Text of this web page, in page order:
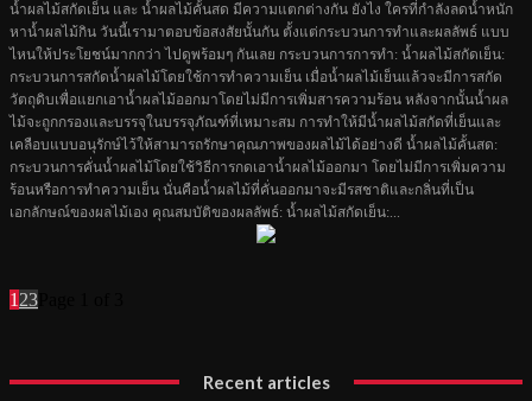
น้ำผลไม้สกัดเย็น และ น้ำผลไม้คั้นสด มีความแตกต่างกัน ยังไง ใครที่กำลังลดน้ำหนัก
หาน้ำผลไม้กิน วันนี้เรามาตอบข้อสงสัยนั้นกัน ตั้งแต่กระบวนการทำและผลลัพธ์ แบบ
ไหนให้ประโยชน์มากกว่า ไปดูพร้อมๆ กันเลย กระบวนการการทำ: น้ำผลไม้สกัดเย็น:
กระบวนการสกัดน้ำผลไม้โดยใช้การทำความเย็น เมื่อน้ำผลไม้เย็นแล้วจะมีการสกัด
วัตถุดิบเพื่อแยกเอาน้ำผลไม้ออกมาโดยไม่มีการเพิ่มสารความร้อน หลังจากนั้นน้ำผล
ไม้จะถูกกรองและบรรจุในบรรจุภัณฑ์ที่เหมาะสม การทำให้มีน้ำผลไม้สกัดที่เย็นและ
เคลือบแบบอนุรักษ์ไว้ให้สามารถรักษาคุณภาพของผลไม้ได้อย่างดี น้ำผลไม้คั้นสด:
กระบวนการคั่นน้ำผลไม้โดยใช้วิธีการกดเอาน้ำผลไม้ออกมา โดยไม่มีการเพิ่มความ
ร้อนหรือการทำความเย็น นั่นคือน้ำผลไม้ที่คั่นออกมาจะมีรสชาติและกลิ่นที่เป็น
เอกลักษณ์ของผลไม้เอง คุณสมบัติของผลลัพธ์: น้ำผลไม้สกัดเย็น:...
1 23
Recent articles